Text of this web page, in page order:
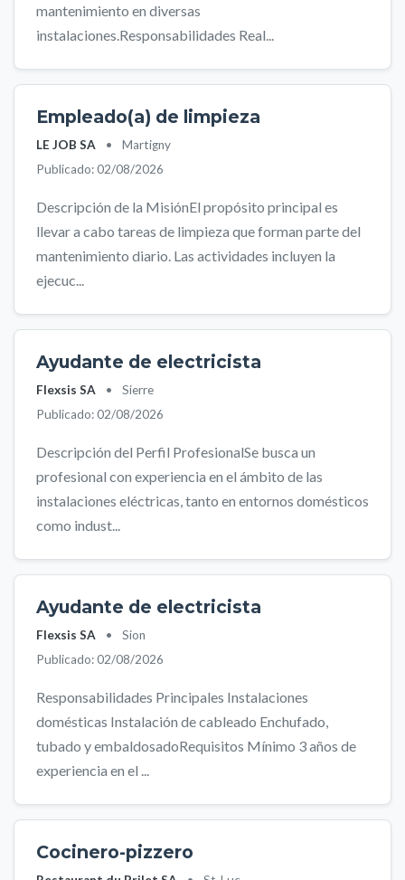
mantenimiento en diversas
instalaciones.Responsabilidades Real...
Empleado(a) de limpieza
LE JOB SA •
Martigny
Publicado: 02/08/2026
Descripción de la MisiónEl propósito principal es
llevar a cabo tareas de limpieza que forman parte del
mantenimiento diario. Las actividades incluyen la
ejecuc...
Ayudante de electricista
Flexsis SA •
Sierre
Publicado: 02/08/2026
Descripción del Perfil ProfesionalSe busca un
profesional con experiencia en el ámbito de las
instalaciones eléctricas, tanto en entornos domésticos
como indust...
Ayudante de electricista
Flexsis SA •
Sion
Publicado: 02/08/2026
Responsabilidades Principales Instalaciones
domésticas Instalación de cableado Enchufado,
tubado y embaldosadoRequisitos Mínimo 3 años de
experiencia en el ...
Cocinero-pizzero